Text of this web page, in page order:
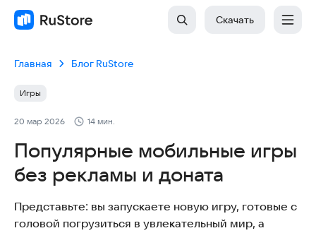
Скачать
Главная Блог RuStore
Игры
20 мар 2026 14 мин.
Популярные мобильные игры
без рекламы и доната
Представьте: вы запускаете новую игру, готовые с
головой погрузиться в увлекательный мир, а